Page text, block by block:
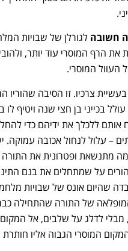
חשובה לגורלן של שבויות
את הרף המוסרי עוד יותר,
המוסרי.
צרכיו. זו הסיבה שהוריו
בכייני בן חצי שנה ויטיף לו
ללכלך את ידיהם כדי
– עלול לנחול אכזבה עמוקה.
מתנשאת ופטרונית את התורה
על שמתחלים את בנם
שהיום אונס של שבויות
לדלג על שלבים, אל
המוסרי הגבוה אליו חותרת